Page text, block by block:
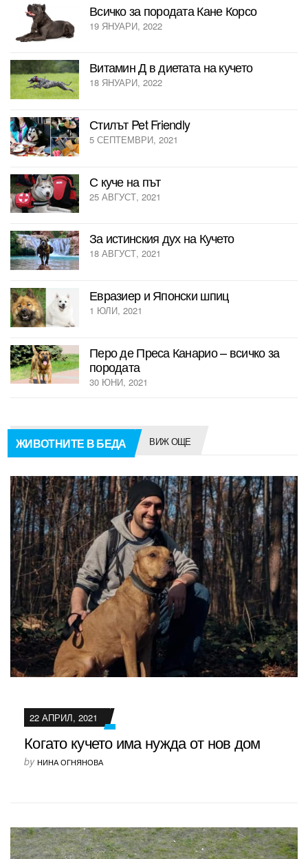
Всичко за породата Кане Корсо
19 ЯНУАРИ, 2022
Витамин Д в диетата на кучето
18 ЯНУАРИ, 2022
Стилът Pet Friendly
5 СЕПТЕМВРИ, 2021
С куче на път
25 АВГУСТ, 2021
За истинския дух на Кучето
18 АВГУСТ, 2021
Евразиер и Японски шпиц
1 ЮЛИ, 2021
Перо де Преса Канарио – всичко за
породата
30 ЮНИ, 2021
ЖИВОТНИТЕ В БЕДА ВИЖ ОЩЕ
22 АПРИЛ, 2021
Когато кучето има нужда от нов дом
by НИНА ОГНЯНОВА